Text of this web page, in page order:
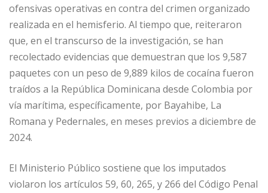
ofensivas operativas en contra del crimen organizado
realizada en el hemisferio. Al tiempo que, reiteraron
que, en el transcurso de la investigación, se han
recolectado evidencias que demuestran que los 9,587
paquetes con un peso de 9,889 kilos de cocaína fueron
traídos a la República Dominicana desde Colombia por
vía marítima, específicamente, por Bayahibe, La
Romana y Pedernales, en meses previos a diciembre de
2024.
El Ministerio Público sostiene que los imputados
violaron los artículos 59, 60, 265, y 266 del Código Penal